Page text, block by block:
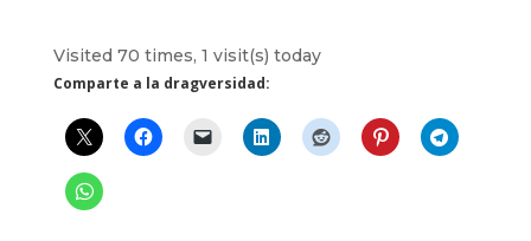
Visited 70 times, 1 visit(s) today
Comparte a la dragversidad: